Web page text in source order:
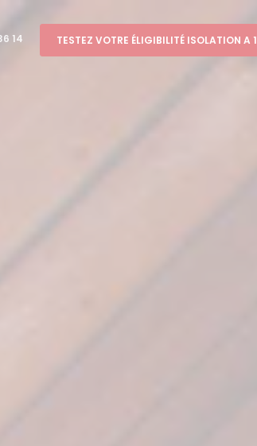
14 TESTEZ VOTRE ÉLIGIBILITÉ ISOLATION A 1